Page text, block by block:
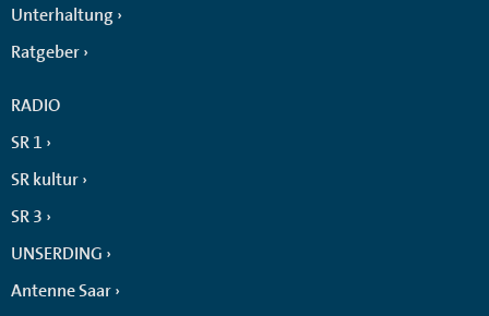
Unterhaltung
Ratgeber
RADIO
SR 1
SR kultur
SR 3
UNSERDING
Antenne Saar